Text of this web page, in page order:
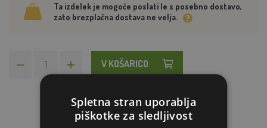
Ta izdelek je mogoče poslati le s posebno dostavo,
zato brezplačna dostava ne velja.
V KOŠARICO
Spletna stran uporablja
piškotke za sledljivost